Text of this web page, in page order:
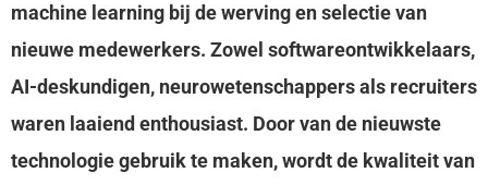
machine learning bij de werving en selectie van
nieuwe medewerkers. Zowel softwareontwikkelaars,
AI-deskundigen, neurowetenschappers als recruiters
waren laaiend enthousiast. Door van de nieuwste
technologie gebruik te maken, wordt de kwaliteit van